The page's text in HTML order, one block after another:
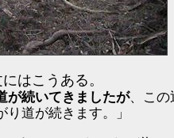
はこうある。
が続いてきましたが、この
道が続きます。」